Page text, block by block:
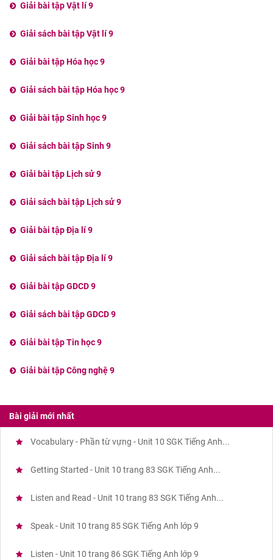
Giải bài tập Vật lí 9
Giải sách bài tập Vật lí 9
Giải bài tập Hóa học 9
Giải sách bài tập Hóa học 9
Giải bài tập Sinh học 9
Giải sách bài tập Sinh 9
Giải bài tập Lịch sử 9
Giải sách bài tập Lịch sử 9
Giải bài tập Địa lí 9
Giải sách bài tập Địa lí 9
Giải bài tập GDCD 9
Giải sách bài tập GDCD 9
Giải bài tập Tin học 9
Giải bài tập Công nghệ 9
Bài giải mới nhất
Vocabulary - Phần từ vựng - Unit 10 SGK Tiếng Anh...
Getting Started - Unit 10 trang 83 SGK Tiếng Anh...
Listen and Read - Unit 10 trang 83 SGK Tiếng Anh...
Speak - Unit 10 trang 85 SGK Tiếng Anh lớp 9
Listen - Unit 10 trang 86 SGK Tiếng Anh lớp 9